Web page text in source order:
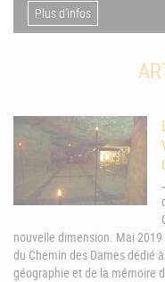
Plus d'infos
nouvelle dimension. Mai
du Chemin des Dames dédié
géographie et de la mémoire